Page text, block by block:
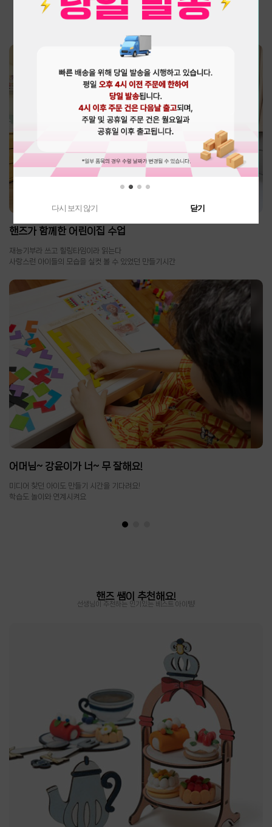
핸즈스토리
핸즈가 함께한 어린이집 수업
재능기부라 쓰고 힐링타임이라 읽는다
사랑스런 아이들의 모습을 실컷 볼 수 있었던 만들기시간
어머님~ 강윤이가 너~ 무 잘해요!
미디어 찾던 아이도 만들기 시간을 기다려요!
학습도 놀이와 연계시켜요
핸즈 쌤이 추천해요!
선생님이 추천하는 인기있는 베스트 아이템!
다시 보지 않기 닫기